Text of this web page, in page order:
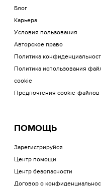
Блог
Карьера
Условия пользования
Авторское право
Политика
Политика использования
cookie
Предпочтения cookie-файлов
ПОМОЩЬ
Зарегистрируйся
Центр помощи
Центр безопасности
Договор о